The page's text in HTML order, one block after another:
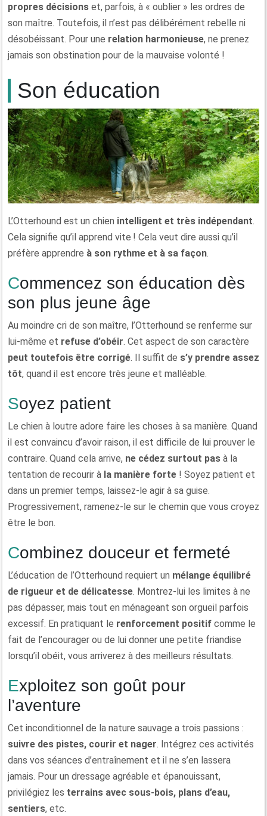
propres décisions et, parfois, à « oublier » les ordres de
son maître. Toutefois, il n’est pas délibérément rebelle ni
désobéissant. Pour une relation harmonieuse, ne prenez
jamais son obstination pour de la mauvaise volonté !
Son éducation
L’Otterhound est un chien intelligent et très indépendant.
Cela signifie qu’il apprend vite ! Cela veut dire aussi qu’il
préfère apprendre à son rythme et à sa façon.
Commencez son éducation dès
son plus jeune âge
Au moindre cri de son maître, l’Otterhound se renferme sur
lui-même et refuse d’obéir. Cet aspect de son caractère
peut toutefois être corrigé. Il suffit de s’y prendre assez
tôt, quand il est encore très jeune et malléable.
Soyez patient
Le chien à loutre adore faire les choses à sa manière. Quand
il est convaincu d’avoir raison, il est difficile de lui prouver le
contraire. Quand cela arrive, ne cédez surtout pas à la
tentation de recourir à la manière forte ! Soyez patient et
dans un premier temps, laissez-le agir à sa guise.
Progressivement, ramenez-le sur le chemin que vous croyez
être le bon.
Combinez douceur et fermeté
L’éducation de l’Otterhound requiert un mélange équilibré
de rigueur et de délicatesse. Montrez-lui les limites à ne
pas dépasser, mais tout en ménageant son orgueil parfois
excessif. En pratiquant le renforcement positif comme le
fait de l’encourager ou de lui donner une petite friandise
lorsqu’il obéit, vous arriverez à des meilleurs résultats.
Exploitez son goût pour
l’aventure
Cet inconditionnel de la nature sauvage a trois passions :
suivre des pistes, courir et nager. Intégrez ces activités
dans vos séances d’entraînement et il ne s’en lassera
jamais. Pour un dressage agréable et épanouissant,
privilégiez les terrains avec sous-bois, plans d’eau,
sentiers, etc.